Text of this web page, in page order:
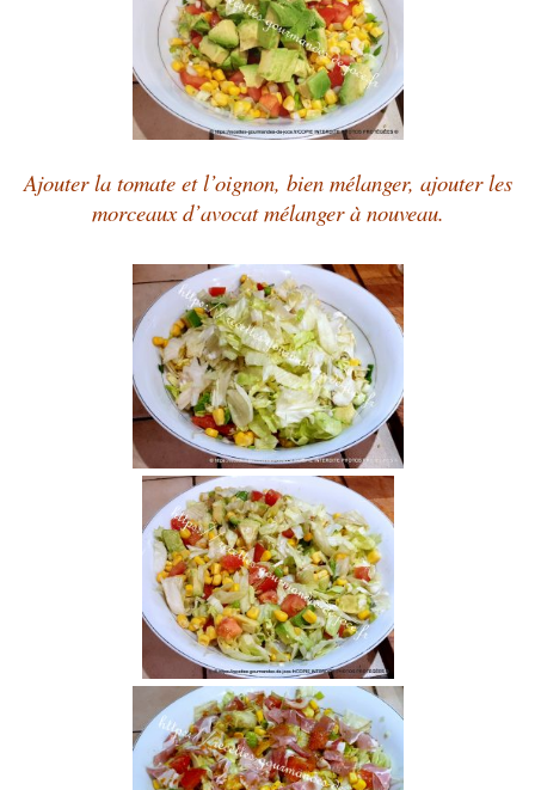
Ajouter la tomate et l’oignon, bien mélanger, ajouter les
morceaux d’avocat mélanger à nouveau.